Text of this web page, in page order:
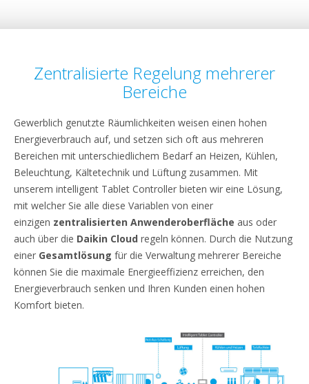
Zentralisierte Regelung mehrerer
Bereiche
Gewerblich genutzte Räumlichkeiten weisen einen hohen
Energieverbrauch auf, und setzen sich oft aus mehreren
Bereichen mit unterschiedlichem Bedarf an Heizen, Kühlen,
Beleuchtung, Kältetechnik und Lüftung zusammen. Mit
unserem intelligent Tablet Controller bieten wir eine Lösung,
mit welcher Sie alle diese Variablen von einer
einzigen zentralisierten Anwenderoberfläche aus oder
auch über die Daikin Cloud regeln können. Durch die Nutzung
einer Gesamtlösung für die Verwaltung mehrerer Bereiche
können Sie die maximale Energieeffizienz erreichen, den
Energieverbrauch senken und Ihren Kunden einen hohen
Komfort bieten.